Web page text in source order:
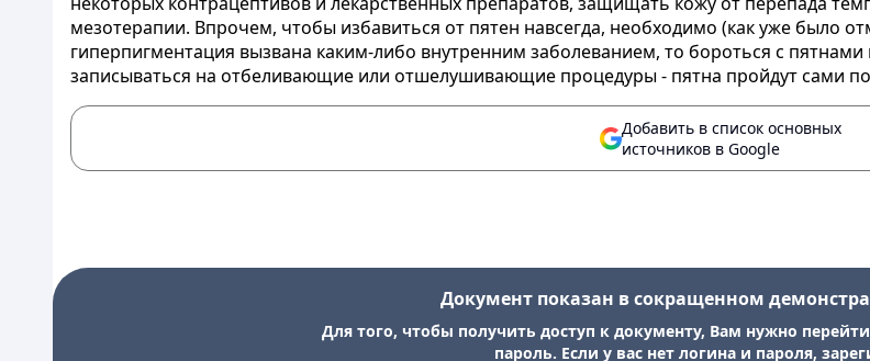
мезотерапии. Впрочем, чтобы избавиться от пятен навсегда, необходимо (как уже было
гиперпигментация вызвана каким-либо внутренним заболеванием, то бороться с
записываться на отбеливающие или отшелушивающие процедуры - пятна пройдут сами
Добавить в список основных
источников в Google
Документ показан в сокращенном
Для того, чтобы получить доступ к документу, Вам нужно
пароль. Если у вас нет логина и пароля,